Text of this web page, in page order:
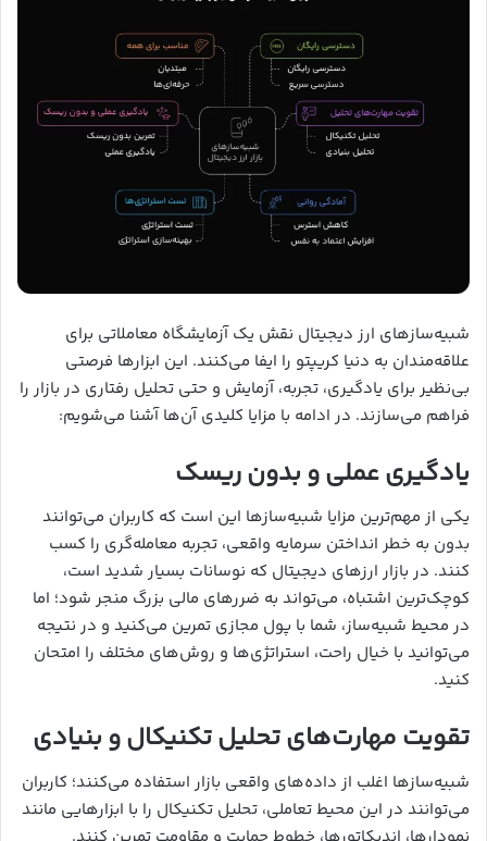
شبیه‌سازهای ارز دیجیتال نقش یک آزمایشگاه معاملاتی برای
علاقه‌مندان به دنیا کریپتو را ایفا می‌کنند. این ابزارها فرصتی
بی‌نظیر برای یادگیری، تجربه، آزمایش و حتی تحلیل رفتاری در بازار را
فراهم می‌سازند. در ادامه با مزایا کلیدی آن‌ها آشنا می‌شویم:
یادگیری عملی و بدون ریسک
یکی از مهم‌ترین مزایا شبیه‌سازها این است که کاربران می‌توانند
بدون به خطر انداختن سرمایه واقعی، تجربه معامله‌گری را کسب
کنند. در بازار ارزهای دیجیتال که نوسانات بسیار شدید است،
کوچک‌ترین اشتباه، می‌تواند به ضررهای مالی بزرگ منجر شود؛ اما
در محیط شبیه‌ساز، شما با پول مجازی تمرین می‌کنید و در نتیجه
می‌توانید با خیال راحت، استراتژی‌ها و روش‌های مختلف را امتحان
کنید.
تقویت مهارت‌های تحلیل تکنیکال و بنیادی
شبیه‌سازها اغلب از داده‌های واقعی بازار استفاده می‌کنند؛ کاربران
می‌توانند در این محیط تعاملی، تحلیل تکنیکال را با ابزارهایی مانند